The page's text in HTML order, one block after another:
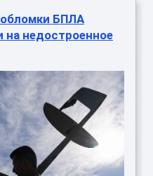
БПЛА
на недостроенное